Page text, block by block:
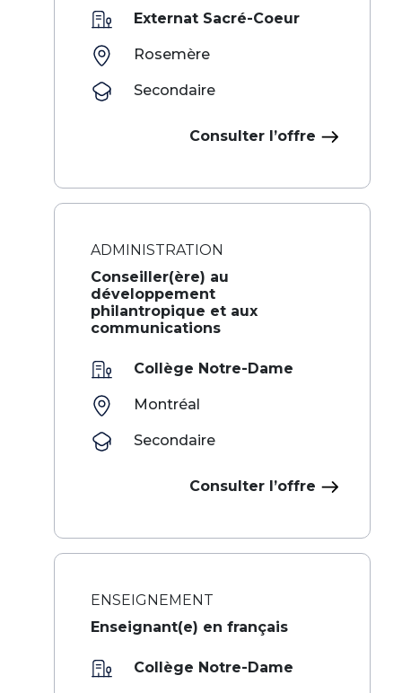
Externat Sacré-Coeur
Rosemère
Secondaire
Consulter l’offre
ADMINISTRATION
Conseiller(ère) au
développement
philantropique et aux
communications
Collège Notre-Dame
Montréal
Secondaire
Consulter l’offre
ENSEIGNEMENT
Enseignant(e) en français
Collège Notre-Dame